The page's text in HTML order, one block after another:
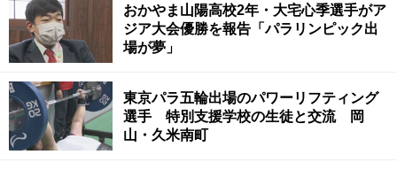
おかやま山陽高校2年・大宅心季選手がア
ジア大会優勝を報告「パラリンピック出
場が夢」
東京パラ五輪出場のパワーリフティング
選手 特別支援学校の生徒と交流 岡
山・久米南町